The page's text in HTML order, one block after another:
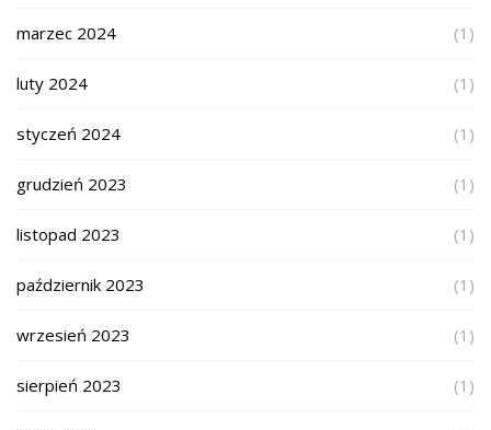
marzec 2024 (1)
luty 2024 (1)
styczeń 2024 (1)
grudzień 2023 (1)
listopad 2023 (1)
październik 2023 (1)
wrzesień 2023 (1)
sierpień 2023 (1)